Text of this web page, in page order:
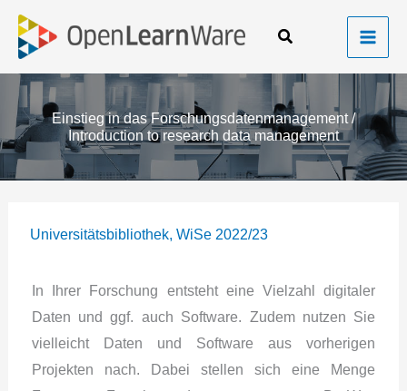
Zum
Inhalt
Suchen
Einstieg in das Forschungsdatenmanagement /
Introduction to research data management
Universitätsbibliothek, WiSe 2022/23/ Von
In Ihrer Forschung entsteht eine Vielzahl digitaler
Daten und ggf. auch Software. Zudem nutzen Sie
vielleicht Daten und Software aus vorherigen
Projekten nach. Dabei stellen sich eine Menge